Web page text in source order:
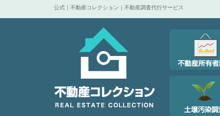
公式｜不動産コレクション｜不動産調査代行サービス